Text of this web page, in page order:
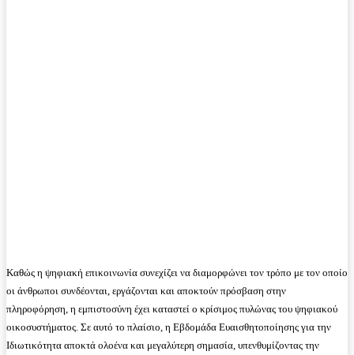
Καθώς η ψηφιακή επικοινωνία συνεχίζει να διαμορφώνει τον τρόπο με τον οποίο
οι άνθρωποι συνδέονται, εργάζονται και αποκτούν πρόσβαση στην
πληροφόρηση, η εμπιστοσύνη έχει καταστεί ο κρίσιμος πυλώνας του ψηφιακού
οικοσυστήματος. Σε αυτό το πλαίσιο, η Εβδομάδα Ευαισθητοποίησης για την
Ιδιωτικότητα αποκτά ολοένα και μεγαλύτερη σημασία, υπενθυμίζοντας την